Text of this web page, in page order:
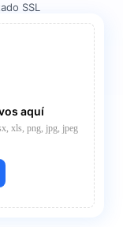
SSL
aquí
xls, png, jpg, jpeg